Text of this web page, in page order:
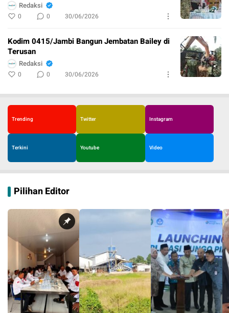
Redaksi
0 0 30/06/2026
Kodim 0415/Jambi Bangun Jembatan Bailey di
Terusan
Redaksi
0 0 30/06/2026
Trending Twitter Instagram
Terkini Youtube Video
Pilihan Editor